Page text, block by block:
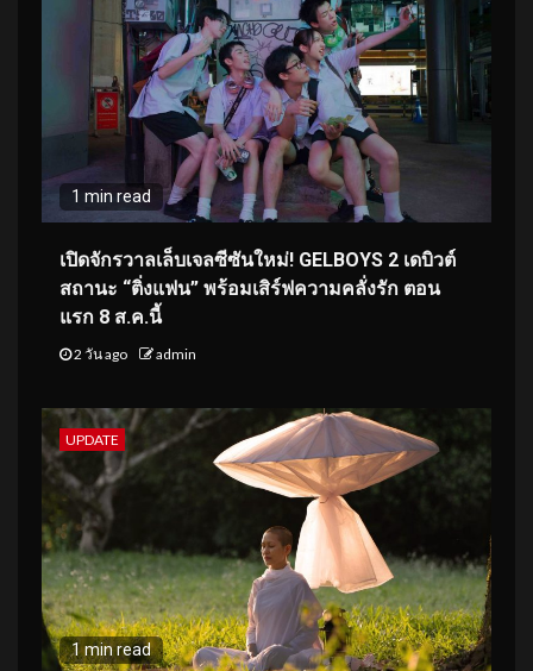
1 min read
เปิดจักรวาลเล็บเจลซีซันใหม่! GELBOYS 2 เดบิวต์
สถานะ “ติ่งแฟน” พร้อมเสิร์ฟความคลั่งรัก ตอน
แรก 8 ส.ค.นี้
2 วัน ago admin
UPDATE
1 min read